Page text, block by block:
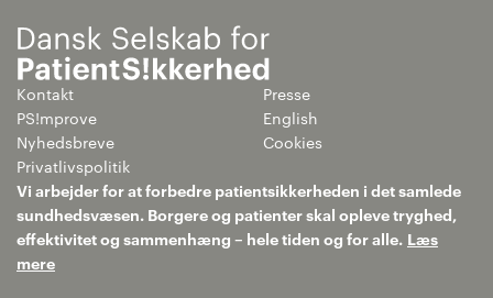
Kontakt
Presse
PS!mprove
English
Nyhedsbreve
Cookies
Privatlivspolitik
Vi arbejder for at forbedre patientsikkerheden i det samlede
sundhedsvæsen. Borgere og patienter skal opleve tryghed,
effektivitet og sammenhæng – hele tiden og for alle. Læs
mere